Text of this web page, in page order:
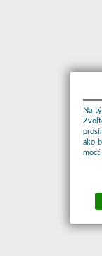
Na
ako
môcť